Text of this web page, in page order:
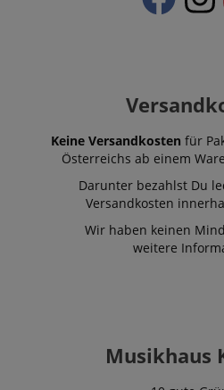
Keine Versandkosten für
Österreichs ab einem
Darunter bezahlst Du
Versandkosten
Wir haben keinen
weitere
Musikhaus